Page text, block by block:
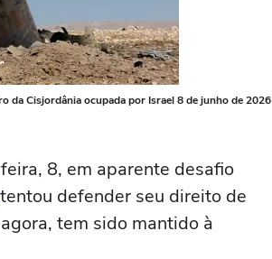
da Cisjordânia ocupada por Israel 8 de junho de 2026
8, em aparente desafio
tentou defender seu direito de
tem sido mantido à